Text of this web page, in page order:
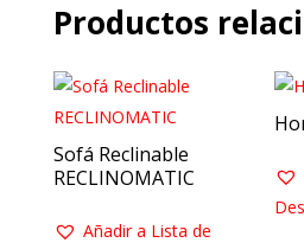
Productos
Sofá Reclinable
RECLINOMATIC
Añadir a Lista de